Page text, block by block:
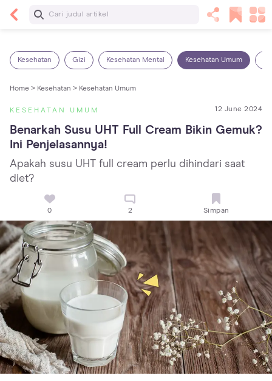
Baca Selanjutnya
Kesehatan Gizi Kesehatan Mental Kesehatan Umum
Home > Kesehatan > Kesehatan Umum
KESEHATAN UMUM 12 June 2024
Benarkah Susu UHT Full Cream Bikin Gemuk?
Ini Penjelasannya!
Apakah susu UHT full cream perlu dihindari saat
diet?
0 2 Simpan